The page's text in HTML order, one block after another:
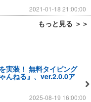
2021-01-18 21:00:00
もっと見る ＞＞
実装！ 無料タイピング
んねる』、ver.2.0.0ア
2025-08-19 16:00:00